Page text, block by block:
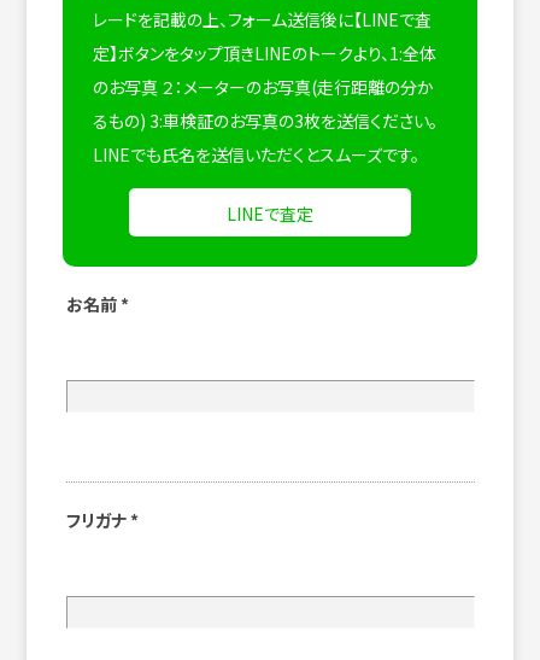
レードを記載の上、フォーム送信後に【LINEで査
定】ボタンをタップ頂きLINEのトークより、1:全体
のお写真 ２：メーターのお写真(走行距離の分か
るもの) 3:車検証のお写真の3枚を送信ください。
LINEでも氏名を送信いただくとスムーズです。
LINEで査定
お名前 *
フリガナ *